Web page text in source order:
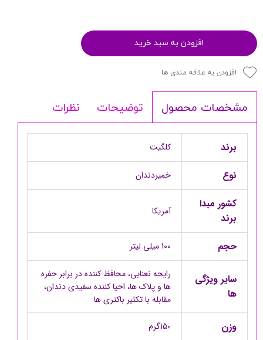
افزودن به سبد خرید
افزودن به علاقه مندی ها
مشخصات محصول توضیحات نظرات
برند کلگیت
نوع خمیردندان
کشور مبدا
برند
آمریکا
حجم 100 میلی لیتر
سایر ویژگی
ها
رایحه نعنایی، محافظ کننده در برابر حفره
ها و پلاک ها، احیا کننده سفیدی دندان،
مقابله با تکثیر باکتری ها
وزن 150گرم